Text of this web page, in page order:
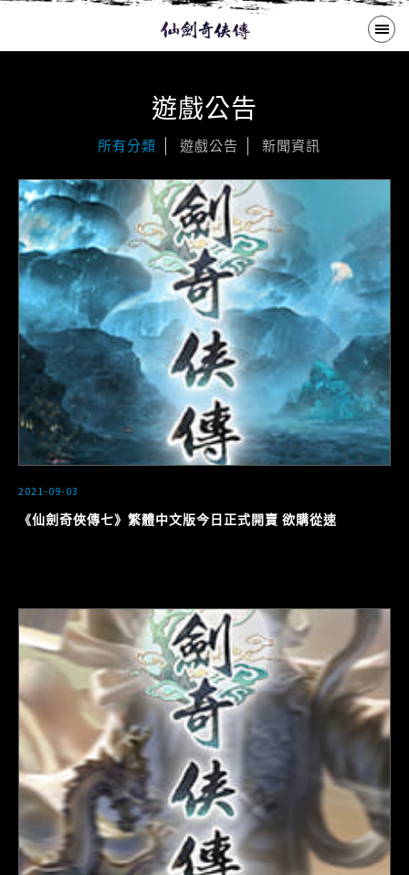
遊戲公告
歷代作品
大宇商城
下載專區
購買啟動碼
遊戲公告
所有分類 遊戲公告 新聞資訊
2021-09-03
《仙劍奇俠傳七》繁體中文版今日正式開賣 欲購從速